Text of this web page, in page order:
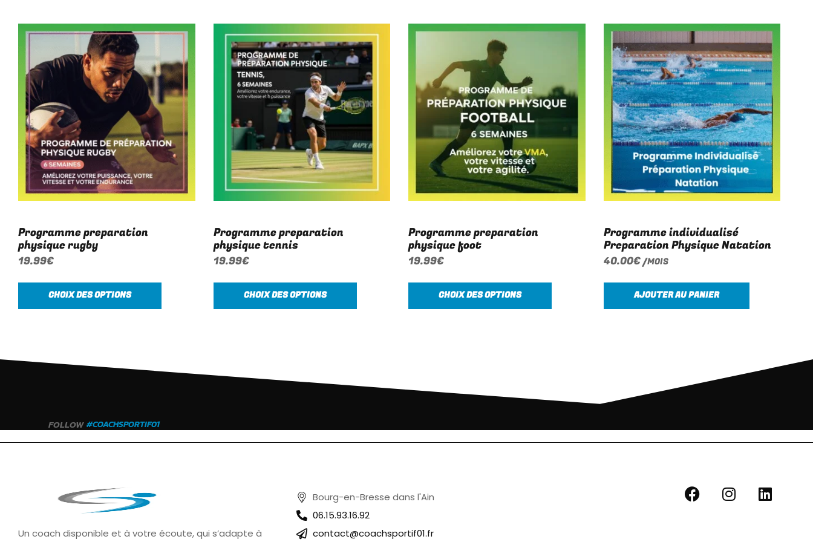
Programme preparation
physique rugby
19.99€
CHOIX DES OPTIONS
Programme preparation
physique tennis
19.99€
CHOIX DES OPTIONS
Programme preparation
physique foot
19.99€
CHOIX DES OPTIONS
Programme individualisé
Preparation Physique Natation
40.00€/MOIS
AJOUTER AU PANIER
FOLLOW #COACHSPORTIF01
Un coach disponible et à votre écoute, qui s’adapte à
Bourg-en-Bresse dans l'Ain
06.15.93.16.92
contact@coachsportif01.fr